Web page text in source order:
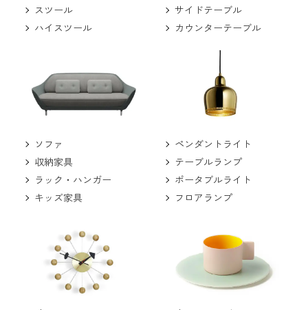
スツール
ハイスツール
サイドテーブル
カウンターテーブル
ソファ
収納家具
ラック・ハンガー
キッズ家具
ペンダントライト
テーブルランプ
ポータブルライト
フロアランプ